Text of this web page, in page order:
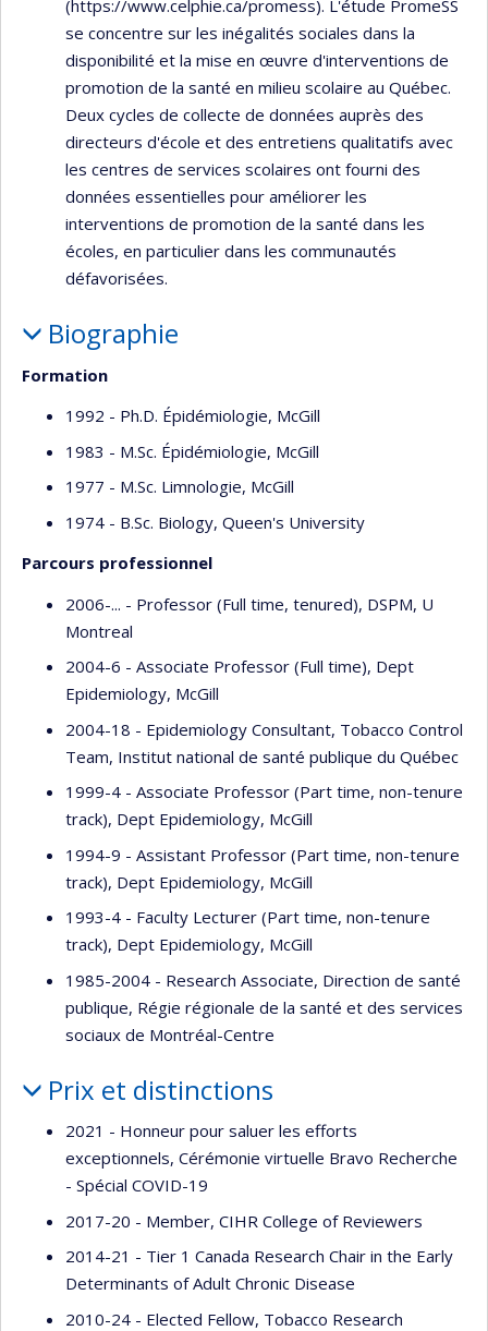
(https://www.celphie.ca/promess). L'étude PromeSS
se concentre sur les inégalités sociales dans la
disponibilité et la mise en œuvre d'interventions de
promotion de la santé en milieu scolaire au Québec.
Deux cycles de collecte de données auprès des
directeurs d'école et des entretiens qualitatifs avec
les centres de services scolaires ont fourni des
données essentielles pour améliorer les
interventions de promotion de la santé dans les
écoles, en particulier dans les communautés
défavorisées.
Biographie
Formation
1992 - Ph.D. Épidémiologie, McGill
1983 - M.Sc. Épidémiologie, McGill
1977 - M.Sc. Limnologie, McGill
1974 - B.Sc. Biology, Queen's University
Parcours professionnel
2006-... - Professor (Full time, tenured), DSPM, U
Montreal
2004-6 - Associate Professor (Full time), Dept
Epidemiology, McGill
2004-18 - Epidemiology Consultant, Tobacco Control
Team, Institut national de santé publique du Québec
1999-4 - Associate Professor (Part time, non-tenure
track), Dept Epidemiology, McGill
1994-9 - Assistant Professor (Part time, non-tenure
track), Dept Epidemiology, McGill
1993-4 - Faculty Lecturer (Part time, non-tenure
track), Dept Epidemiology, McGill
1985-2004 - Research Associate, Direction de santé
publique, Régie régionale de la santé et des services
sociaux de Montréal-Centre
Prix et distinctions
2021 - Honneur pour saluer les efforts
exceptionnels, Cérémonie virtuelle Bravo Recherche
- Spécial COVID-19
2017-20 - Member, CIHR College of Reviewers
2014-21 - Tier 1 Canada Research Chair in the Early
Determinants of Adult Chronic Disease
2010-24 - Elected Fellow, Tobacco Research